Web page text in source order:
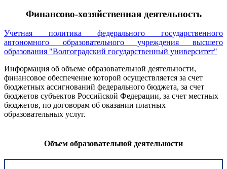
Финансово-хозяйственная деятельность
Учетная политика федерального государственного
автономного образовательного учреждения высшего
образования "Волгоградский государственный университет"
Информация об объеме образовательной деятельности,
финансовое обеспечение которой осуществляется за счет
бюджетных ассигнований федерального бюджета, за счет
бюджетов субъектов Российской Федерации, за счет местных
бюджетов, по договорам об оказании платных
образовательных услуг.
Объем образовательной деятельности